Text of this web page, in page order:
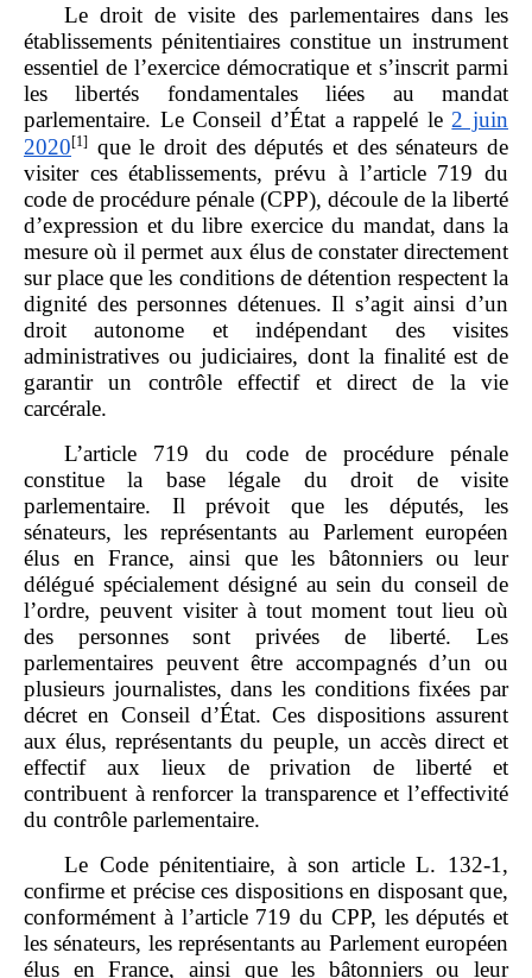
Le droit de visite des parlementaires dans les
établissements pénitentiaires constitue un instrument
essentiel de l’exercice démocratique et s’inscrit parmi
les libertés fondamentales liées au mandat
parlementaire. Le Conseil d’État a rappelé le 2 juin
2020[1] que le droit des députés et des sénateurs de
visiter ces établissements, prévu à l’article 719 du
code de procédure pénale (CPP), découle de la liberté
d’expression et du libre exercice du mandat, dans la
mesure où il permet aux élus de constater directement
sur place que les conditions de détention respectent la
dignité des personnes détenues. Il s’agit ainsi d’un
droit autonome et indépendant des visites
administratives ou judiciaires, dont la finalité est de
garantir un contrôle effectif et direct de la vie
carcérale.
L’article 719 du code de procédure pénale
constitue la base légale du droit de visite
parlementaire. Il prévoit que les députés, les
sénateurs, les représentants au Parlement européen
élus en France, ainsi que les bâtonniers ou leur
délégué spécialement désigné au sein du conseil de
l’ordre, peuvent visiter à tout moment tout lieu où
des personnes sont privées de liberté. Les
parlementaires peuvent être accompagnés d’un ou
plusieurs journalistes, dans les conditions fixées par
décret en Conseil d’État. Ces dispositions assurent
aux élus, représentants du peuple, un accès direct et
effectif aux lieux de privation de liberté et
contribuent à renforcer la transparence et l’effectivité
du contrôle parlementaire.
Le Code pénitentiaire, à son article L. 132‑1,
confirme et précise ces dispositions en disposant que,
conformément à l’article 719 du CPP, les députés et
les sénateurs, les représentants au Parlement européen
élus en France, ainsi que les bâtonniers ou leur